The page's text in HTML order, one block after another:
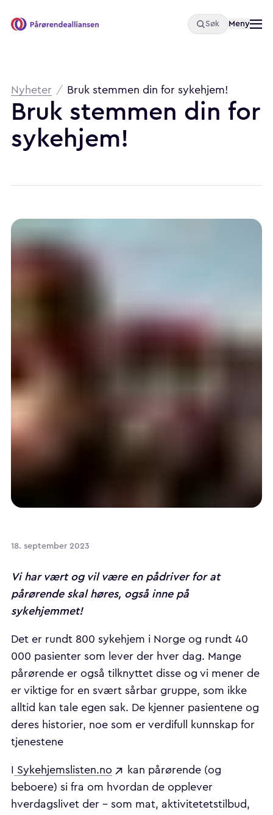
Pårørendealliansen Søk Åpne
Meny
Brødsmulesti
Nyheter / Bruk stemmen din for sykehjem!
Bruk stemmen din for
sykehjem!
18. september 2023
Vi har vært og vil være en pådriver for at
pårørende skal høres, også inne på
sykehjemmet!
Det er rundt 800 sykehjem i Norge og rundt 40
000 pasienter som lever der hver dag. Mange
pårørende er også tilknyttet disse og vi mener de
er viktige for en svært sårbar gruppe, som ikke
alltid kan tale egen sak. De kjenner pasientene og
deres historier, noe som er verdifull kunnskap for
tjenestene
I Sykehjemslisten.no
kan pårørende (og
beboere) si fra om hvordan de opplever
hverdagslivet der – som mat, aktivitetetstilbud,